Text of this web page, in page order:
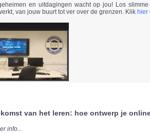
en uitdagingen wacht op jou! Los
van jouw buurt tot ver over de grenzen. Klik hier
van het leren: hoe ontwerp je
info...